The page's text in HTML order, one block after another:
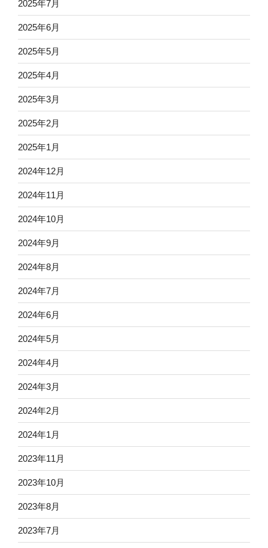
2025年7月
2025年6月
2025年5月
2025年4月
2025年3月
2025年2月
2025年1月
2024年12月
2024年11月
2024年10月
2024年9月
2024年8月
2024年7月
2024年6月
2024年5月
2024年4月
2024年3月
2024年2月
2024年1月
2023年11月
2023年10月
2023年8月
2023年7月